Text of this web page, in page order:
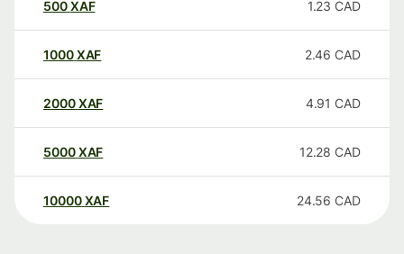
500XAF 1.23 CAD
1000XAF 2.46 CAD
2000XAF 4.91 CAD
5000XAF 12.28 CAD
10000 XAF 24.56 CAD